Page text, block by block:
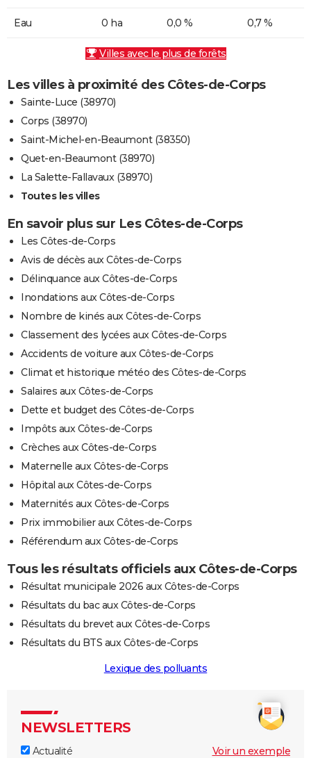
Eau 0 ha 0,0 % 0,7 %
Villes avec le plus de forêts
Les villes à proximité des Côtes-de-Corps
Sainte-Luce (38970)
Corps (38970)
Saint-Michel-en-Beaumont (38350)
Quet-en-Beaumont (38970)
La Salette-Fallavaux (38970)
Toutes les villes
En savoir plus sur Les Côtes-de-Corps
Les Côtes-de-Corps
Avis de décès aux Côtes-de-Corps
Délinquance aux Côtes-de-Corps
Inondations aux Côtes-de-Corps
Nombre de kinés aux Côtes-de-Corps
Classement des lycées aux Côtes-de-Corps
Accidents de voiture aux Côtes-de-Corps
Climat et historique météo des Côtes-de-Corps
Salaires aux Côtes-de-Corps
Dette et budget des Côtes-de-Corps
Impôts aux Côtes-de-Corps
Crèches aux Côtes-de-Corps
Maternelle aux Côtes-de-Corps
Hôpital aux Côtes-de-Corps
Maternités aux Côtes-de-Corps
Prix immobilier aux Côtes-de-Corps
Référendum aux Côtes-de-Corps
Tous les résultats officiels aux Côtes-de-Corps
Résultat municipale 2026 aux Côtes-de-Corps
Résultats du bac aux Côtes-de-Corps
Résultats du brevet aux Côtes-de-Corps
Résultats du BTS aux Côtes-de-Corps
Lexique des polluants
NEWSLETTERS
Actualité
Voir un exemple